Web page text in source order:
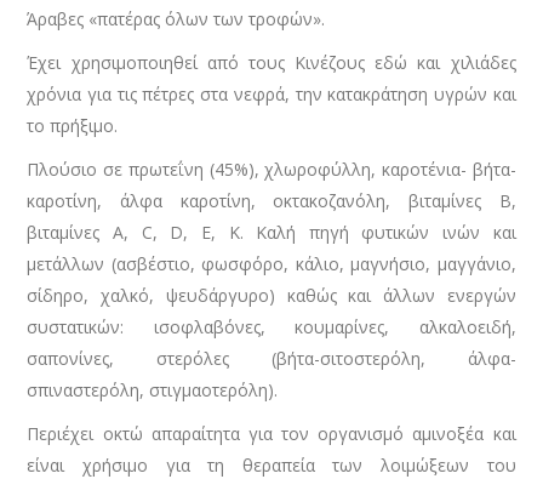
Άραβες «πατέρας όλων των τροφών».
Έχει χρησιμοποιηθεί από τους Κινέζους εδώ και χιλιάδες
χρόνια για τις πέτρες στα νεφρά, την κατακράτηση υγρών και
το πρήξιμο.
Πλούσιο σε πρωτεΐνη (45%), χλωροφύλλη, καροτένια- βήτα-
καροτίνη, άλφα καροτίνη, οκτακοζανόλη, βιταμίνες Β,
βιταμίνες A, C, D, Ε, Κ. Καλή πηγή φυτικών ινών και
μετάλλων (ασβέστιο, φωσφόρο, κάλιο, μαγνήσιο, μαγγάνιο,
σίδηρο, χαλκό, ψευδάργυρο) καθώς και άλλων ενεργών
συστατικών: ισοφλαβόνες, κουμαρίνες, αλκαλοειδή,
σαπονίνες, στερόλες (βήτα-σιτοστερόλη, άλφα-
σπιναστερόλη, στιγμαοτερόλη).
Περιέχει οκτώ απαραίτητα για τον οργανισμό αμινοξέα και
είναι χρήσιμο για τη θεραπεία των λοιμώξεων του